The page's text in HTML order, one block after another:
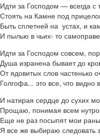
Идти за Господом — всегда с
Стоять на Камне под
Быть сплетней на устах, и
И пылью в чьих- то
Идти за Господом совсем,
Душа изранена бывает до
От ядовитых слов частенько
Голгофа... это все, что видно
И натирая сердце до сухих
Прощаю, понимая всем
Еще не раз посыпят мои
Я все же выбираю следовать